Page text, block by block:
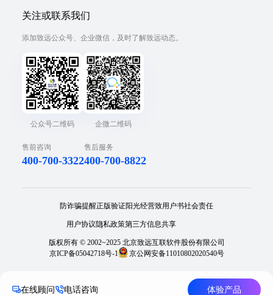
关注或联系我们
添加致远公众号、企业微信，及时了解致远动态。
公众号二维码 企微二维码
售前咨询
400-700-3322
售后服务
400-700-8822
防诈骗提醒正版验证阳光经营致用户书社会责任
用户协议隐私政策第三方信息共享
版权所有 © 2002~2025 北京致远互联软件股份有限公司
京ICP备05042718号-1
京公网安备11010802020540号
在线顾问 电话咨询 体验产品